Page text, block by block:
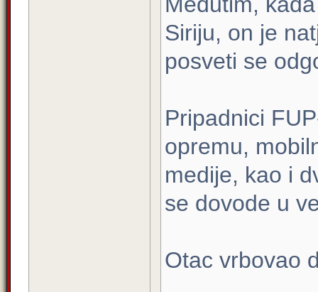
Siriju, on je
posveti se
Pripadnici
opremu,
medije, kao i
se dovode u
Otac vrbovao